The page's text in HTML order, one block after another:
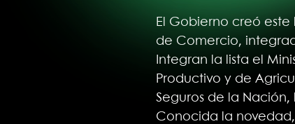
El Gobierno creó
de Comercio,
Integran la lista el
Productivo y de
Seguros de la Nación,
Conocida la novedad,